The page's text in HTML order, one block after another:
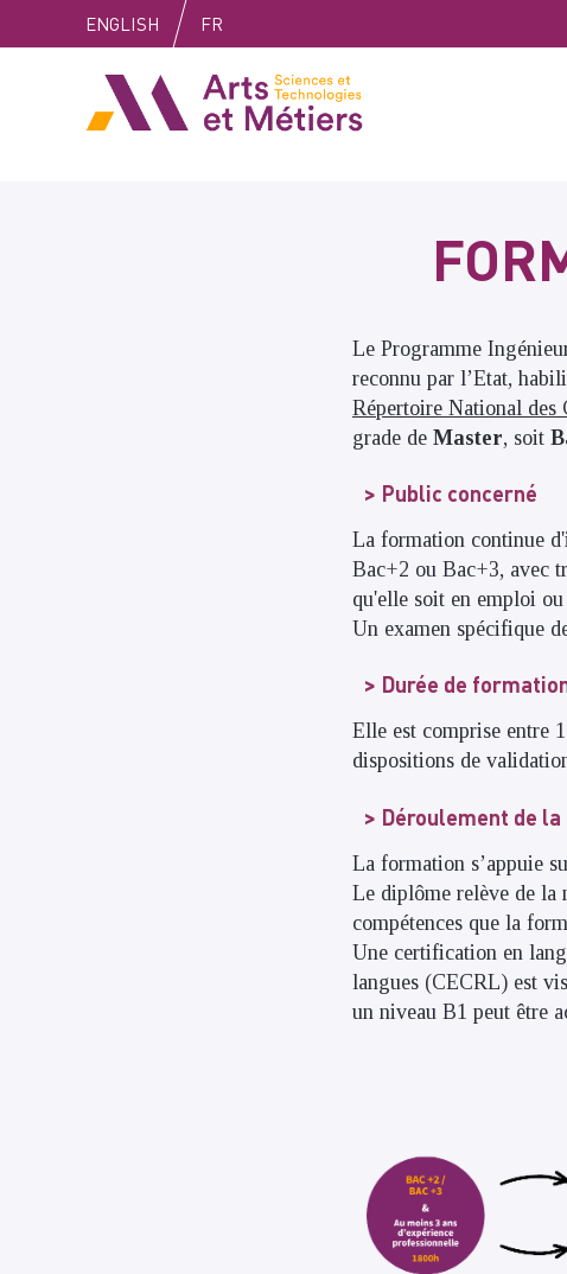
to
to
to
ENGLISH FR
Arts et métiers
Le Programme
reconnu par l’Etat,
Répertoire National des
grade de Master, soit
Public concerné
La formation continue
Bac+2 ou Bac+3, avec
qu'elle soit en emploi
Un examen spécifique
Durée de
Elle est comprise entre
dispositions de
Déroulement de
La formation s’appuie
Le diplôme relève de la
compétences que la
Une certification en
langues (CECRL) est
un niveau B1 peut être